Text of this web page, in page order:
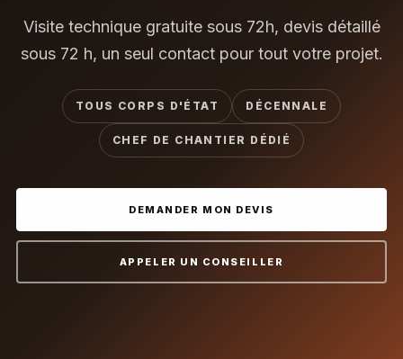
Visite technique gratuite sous 72h, devis détaillé
sous 72 h, un seul contact pour tout votre projet.
TOUS CORPS D'ÉTAT DÉCENNALE
CHEF DE CHANTIER DÉDIÉ
DEMANDER MON DEVIS
APPELER UN CONSEILLER